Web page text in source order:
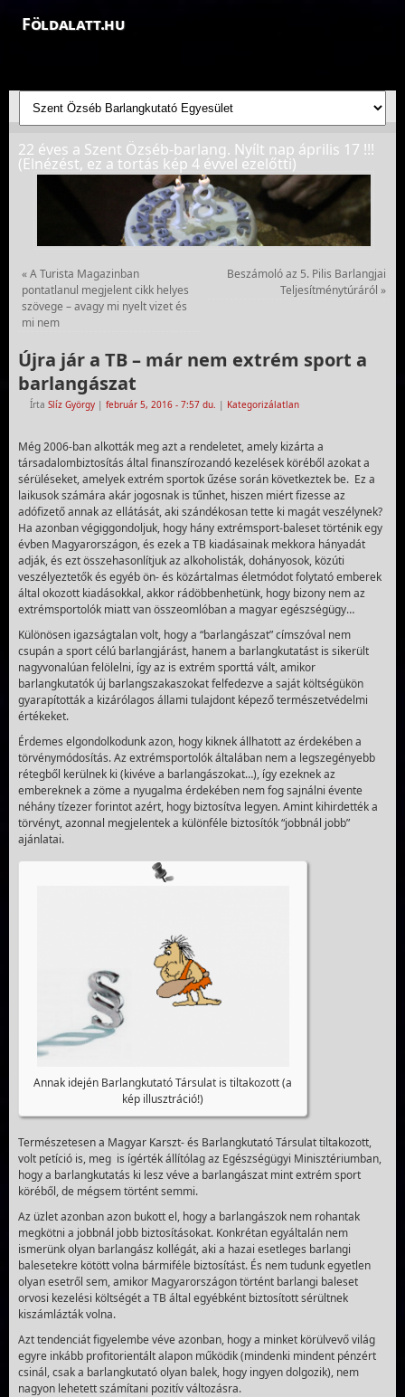
Földalatt.hu
Felfedezések a föld alatt - feltáró barlangkutatások
22 éves a Szent Özséb-barlang. Nyílt nap április 17 !!!
(Elnézést, ez a tortás kép 4 évvel ezelőtti)
«A Turista Magazinban
pontatlanul megjelent cikk helyes
szövege – avagy mi nyelt vizet és
mi nem
Beszámoló az 5. Pilis Barlangjai
Teljesítménytúráról »
Újra jár a TB – már nem extrém sport a
barlangászat
Írta Slíz György | február 5, 2016 - 7:57 du. | Kategorizálatlan
Még 2006-ban alkották meg azt a rendeletet, amely kizárta a
társadalombiztosítás által finanszírozandó kezelések köréből azokat a
sérüléseket, amelyek extrém sportok űzése során következtek be. Ez a
laikusok számára akár jogosnak is tűnhet, hiszen miért fizesse az
adófizető annak az ellátását, aki szándékosan tette ki magát veszélynek?
Ha azonban végiggondoljuk, hogy hány extrémsport-baleset történik egy
évben Magyarországon, és ezek a TB kiadásainak mekkora hányadát
adják, és ezt összehasonlítjuk az alkoholisták, dohányosok, közúti
veszélyeztetők és egyéb ön- és közártalmas életmódot folytató emberek
által okozott kiadásokkal, akkor rádöbbenhetünk, hogy bizony nem az
extrémsportolók miatt van összeomlóban a magyar egészségügy…
Különösen igazságtalan volt, hogy a “barlangászat” címszóval nem
csupán a sport célú barlangjárást, hanem a barlangkutatást is sikerült
nagyvonalúan felölelni, így az is extrém sporttá vált, amikor
barlangkutatók új barlangszakaszokat felfedezve a saját költségükön
gyarapították a kizárólagos állami tulajdont képező természetvédelmi
értékeket.
Érdemes elgondolkodunk azon, hogy kiknek állhatott az érdekében a
törvénymódosítás. Az extrémsportolók általában nem a legszegényebb
rétegből kerülnek ki (kivéve a barlangászokat…), így ezeknek az
embereknek a zöme a nyugalma érdekében nem fog sajnálni évente
néhány tízezer forintot azért, hogy biztosítva legyen. Amint kihirdették a
törvényt, azonnal megjelentek a különféle biztosítók “jobbnál jobb”
ajánlatai.
Annak idején Barlangkutató Társulat is tiltakozott (a
kép illusztráció!)
Természetesen a Magyar Karszt- és Barlangkutató Társulat tiltakozott,
volt petíció is, meg is ígérték állítólag az Egészségügyi Minisztériumban,
hogy a barlangkutatás ki lesz véve a barlangászat mint extrém sport
köréből, de mégsem történt semmi.
Az üzlet azonban azon bukott el, hogy a barlangászok nem rohantak
megkötni a jobbnál jobb biztosításokat. Konkrétan egyáltalán nem
ismerünk olyan barlangász kollégát, aki a hazai esetleges barlangi
balesetekre kötött volna bármiféle biztosítást. És nem tudunk egyetlen
olyan esetről sem, amikor Magyarországon történt barlangi baleset
orvosi kezelési költségét a TB által egyébként biztosított sérültnek
kiszámlázták volna.
Azt tendenciát figyelembe véve azonban, hogy a minket körülvevő világ
egyre inkább profitorientált alapon működik (mindenki mindent pénzért
csinál, csak a barlangkutató olyan balek, hogy ingyen dolgozik), nem
nagyon lehetett számítani pozitív változásra.